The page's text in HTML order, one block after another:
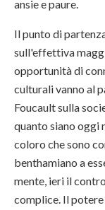
ansie e paure.
Il punto di
sull'effettiva
opportunità di
culturali vanno al
Foucault sulla
quanto siano oggi
coloro che sono
benthamiano a
mente, ieri il
complice. Il